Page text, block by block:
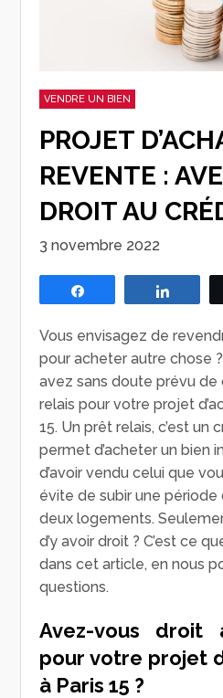
VENDRE UN BIEN
PROJET
REVENTE :
DROIT AU
3 novembre 2022
Vous envisagez de
pour acheter autre chose
avez sans doute prévu
relais pour votre projet
15. Un prêt relais, c’est un
permet d’acheter un bien
d’avoir vendu celui que
évite de subir une période
deux logements.
d’y avoir droit ? C’est ce
dans cet article, en nous
questions.
Avez-vous droit
pour votre projet
à Paris 15 ?